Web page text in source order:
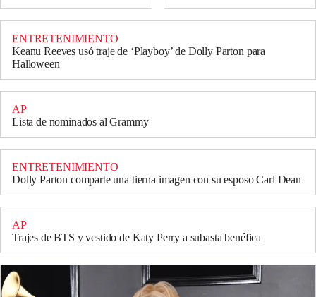
ENTRETENIMIENTO
Keanu Reeves usó traje de ‘Playboy’ de Dolly Parton para
Halloween
AP
Lista de nominados al Grammy
ENTRETENIMIENTO
Dolly Parton comparte una tierna imagen con su esposo Carl Dean
AP
Trajes de BTS y vestido de Katy Perry a subasta benéfica